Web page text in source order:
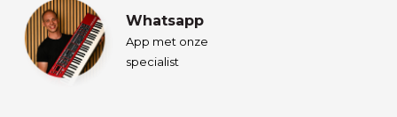
Whatsapp
App met onze
specialist